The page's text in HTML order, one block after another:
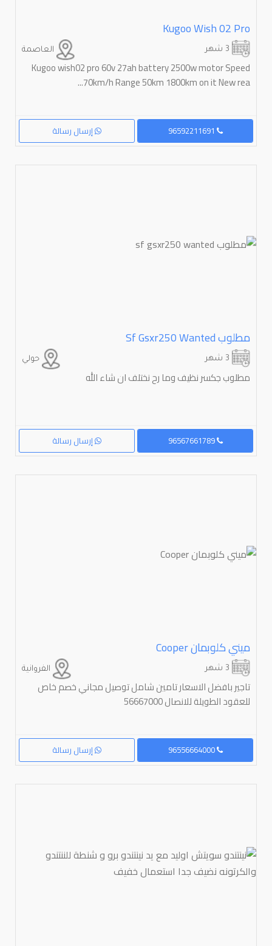
Kugoo Wish 02 Pro
العاصمة
Kugoo wish02 pro 60v 27ah battery 2500w motor Speed
70km/h Range 50km 1800km on it New rea...
إرسال رسالة
مطلوب ⁦⁦wanted⁩⁩ ⁦⁦gsxr250⁩⁩ ⁦⁦sf⁩⁩
حولي
مطلوب جكسر نظيف وما رح نختلف ان شاء الله
إرسال رسالة 96567661789
ميني كلوبمان ⁦Cooper⁩
الفروانية
تاجير بافضل الاسعار تامين شامل توصيل مجاني خصم خاص
للعقود الطويلة للانصال 56667000
إرسال رسالة 96556664000